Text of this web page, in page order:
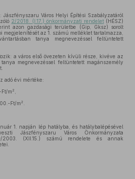
Jászfényszaru Város Helyi Építési Szabályzatáról
2/2018. (I.17.) önkormányzati rendelet (HÉSZ)
azon gazdasági területbe (Gip, Gksz) sorolt
megjelenítését az 1. számú melléklet tartalmazza,
tanya megnevezéssel feltüntetett
a város első övezeten kívüli része, kivéve az
megnevezéssel feltüntetett magánszemély
adó évi mértéke:
Ft/m 2
Ft/m 2
1. napján lép hatályba, és hatálybalépésével
Jászfényszaru Város Önkormányzata
2003. (XII.15.) számú rendelete és annak